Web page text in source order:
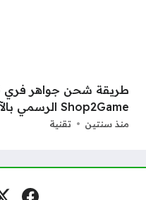
Shop2Game الرسمي بالآي دي
منذ سنتين تقنية